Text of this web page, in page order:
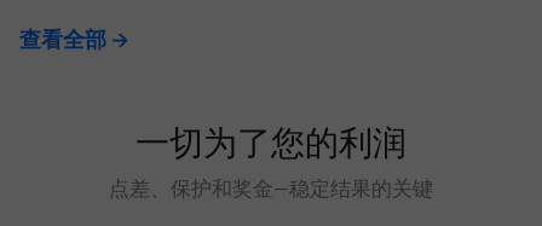
查看全部
一切为了您的利润
点差、保护和奖金—稳定结果的关键